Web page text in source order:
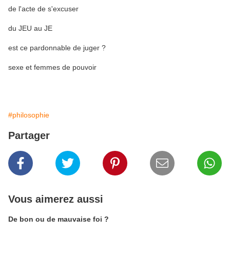
de l'acte de s'excuser
du JEU au JE
est ce pardonnable de juger ?
sexe et femmes de pouvoir
#philosophie
Partager
Vous aimerez aussi
De bon ou de mauvaise foi ?